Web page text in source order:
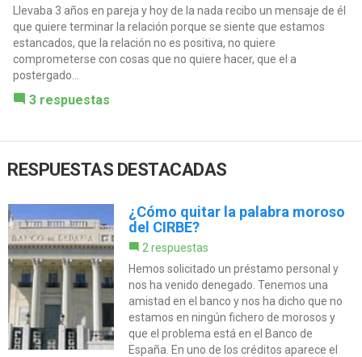
Llevaba 3 años en pareja y hoy de la nada recibo un mensaje de él
que quiere terminar la relación porque se siente que estamos
estancados, que la relación no es positiva, no quiere
comprometerse con cosas que no quiere hacer, que el a
postergado...
3 respuestas
RESPUESTAS DESTACADAS
¿Cómo quitar la palabra moroso
del CIRBE?
2 respuestas
Hemos solicitado un préstamo personal y
nos ha venido denegado. Tenemos una
amistad en el banco y nos ha dicho que no
estamos en ningún fichero de morosos y
que el problema está en el Banco de
España. En uno de los créditos aparece el